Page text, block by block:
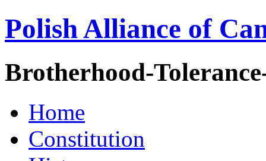
Polish Alliance of
Brotherhood-
Home
Constitution